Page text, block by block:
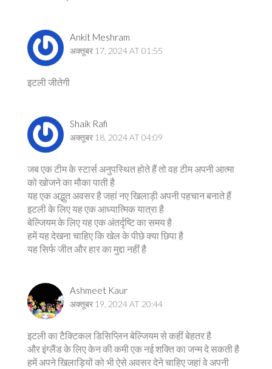
Ankit Meshram
अक्तूबर 17, 2024 AT 01:55
इटली जीतेगी
Shaik Rafi
अक्तूबर 18, 2024 AT 04:09
जब एक टीम के स्टार्स अनुपस्थित होते हैं तो वह टीम अपनी आत्मा
को खोजने का मौका पाती है
यह एक अद्भुत अवसर है जहां नए खिलाड़ी अपनी पहचान बनाते हैं
इटली के लिए यह एक आध्यात्मिक यात्रा है
बेल्जियम के लिए यह एक अंतर्दृष्टि का समय है
हमें यह देखना चाहिए कि खेल के पीछे क्या छिपा है
यह सिर्फ जीत और हार का मुद्दा नहीं है
Ashmeet Kaur
अक्तूबर 19, 2024 AT 20:44
इटली का टैक्टिकल डिसिप्लिन बेल्जियम से कहीं बेहतर है
और इंग्लैंड के लिए केन की कमी एक नई शक्ति का जन्म दे सकती है
हमें अपने खिलाड़ियों को भी ऐसे अवसर देने चाहिए जहां वे अपनी